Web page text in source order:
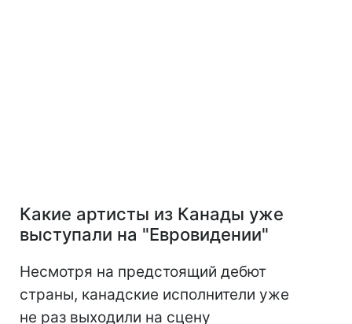
Какие артисты из Канады уже
выступали на "Евровидении"
Несмотря на предстоящий дебют
страны, канадские исполнители уже
не раз выходили на сцену